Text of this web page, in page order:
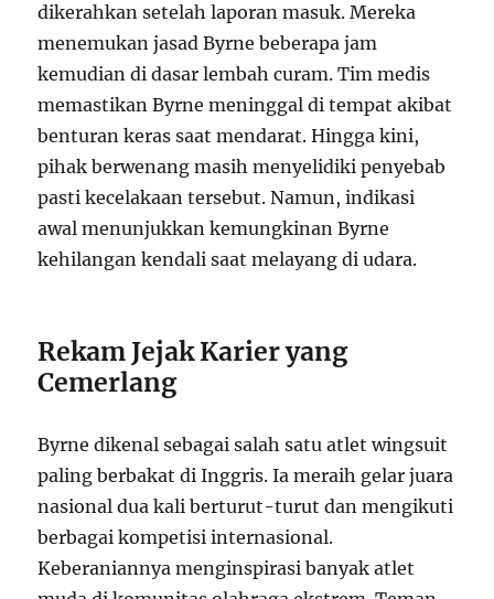
dikerahkan setelah laporan masuk. Mereka
menemukan jasad Byrne beberapa jam
kemudian di dasar lembah curam. Tim medis
memastikan Byrne meninggal di tempat akibat
benturan keras saat mendarat. Hingga kini,
pihak berwenang masih menyelidiki penyebab
pasti kecelakaan tersebut. Namun, indikasi
awal menunjukkan kemungkinan Byrne
kehilangan kendali saat melayang di udara.
Rekam Jejak Karier yang
Cemerlang
Byrne dikenal sebagai salah satu atlet wingsuit
paling berbakat di Inggris. Ia meraih gelar juara
nasional dua kali berturut-turut dan mengikuti
berbagai kompetisi internasional.
Keberaniannya menginspirasi banyak atlet